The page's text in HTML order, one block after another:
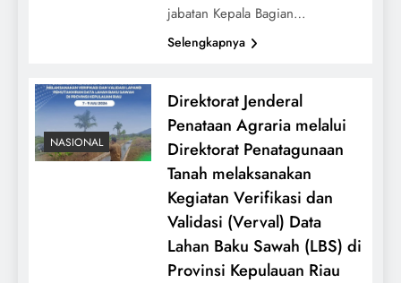
jabatan Kepala Bagian…
Selengkapnya
NASIONAL
Direktorat Jenderal
Penataan Agraria melalui
Direktorat Penatagunaan
Tanah melaksanakan
Kegiatan Verifikasi dan
Validasi (Verval) Data
Lahan Baku Sawah (LBS) di
Provinsi Kepulauan Riau